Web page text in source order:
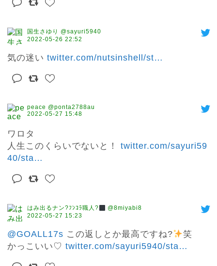
国生さゆり @sayuri5940
2022-05-26 22:52
気の迷い twitter.com/nutsinshell/st…
peace @ponta2788au
2022-05-27 15:48
ワロタ
人生このくらいでないと！ twitter.com/sayuri59
40/sta…
はみ出るナン?ﾌﾝｺﾗ職人?‍
@8miyabi8
2022-05-27 15:23
@GOALL17s この返しとか最高ですね?
笑
かっこいい♡︎ twitter.com/sayuri5940/sta…